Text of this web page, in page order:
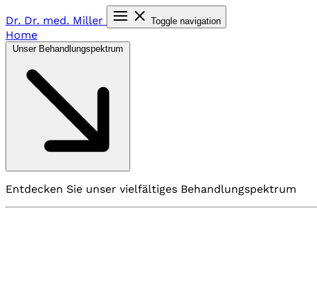
Dr. Dr. med. Miller Toggle navigation
Home
Entdecken Sie unser vielfältiges Behandlungspektrum